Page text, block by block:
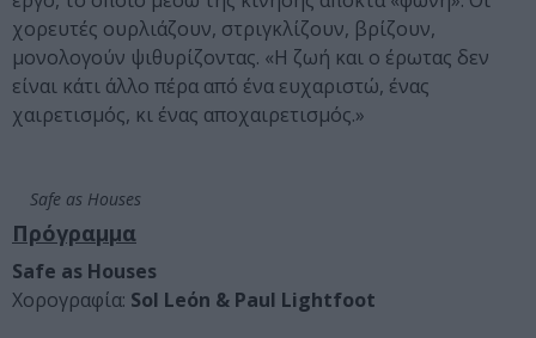
χορευτές ουρλιάζουν, στριγκλίζουν, βρίζουν,
μονολογούν ψιθυρίζοντας. «Η ζωή και ο έρωτας δεν
είναι κάτι άλλο πέρα από ένα ευχαριστώ, ένας
χαιρετισμός, κι ένας αποχαιρετισμός.»
Safe as Houses
Πρόγραμμα
Safe as Houses
Χορογραφία: Sol Leόn & Paul Lightfoot